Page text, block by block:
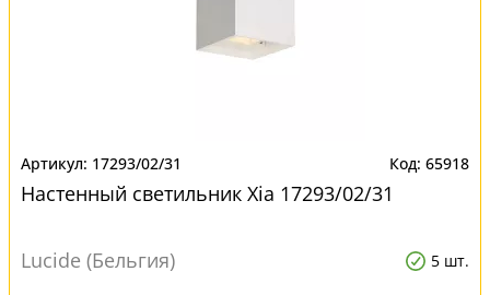
17293/02/31 65918
Настенный светильник Xia 17293/02/31
Lucide (Бельгия) 5 шт.